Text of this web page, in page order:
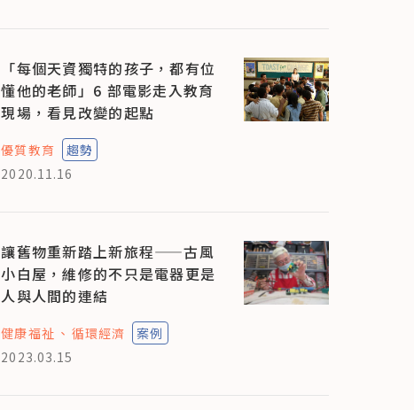
「每個天資獨特的孩子，都有位
懂他的老師」6 部電影走入教育
現場，看見改變的起點
優質教育
趨勢
2020.11.16
讓舊物重新踏上新旅程——古風
小白屋，維修的不只是電器更是
人與人間的連結
健康福祉 循環經濟
案例
2023.03.15